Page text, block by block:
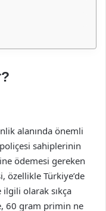
alanında önemli
sahiplerinin
ödemesi gereken
özellikle Türkiye’de
olarak sıkça
60 gram primin ne